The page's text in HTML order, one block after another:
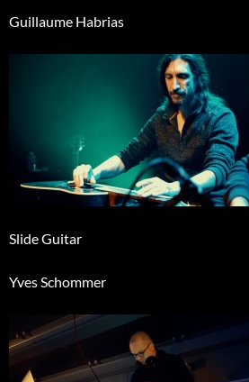
Guillaume Habrias
Slide Guitar
Yves Schommer